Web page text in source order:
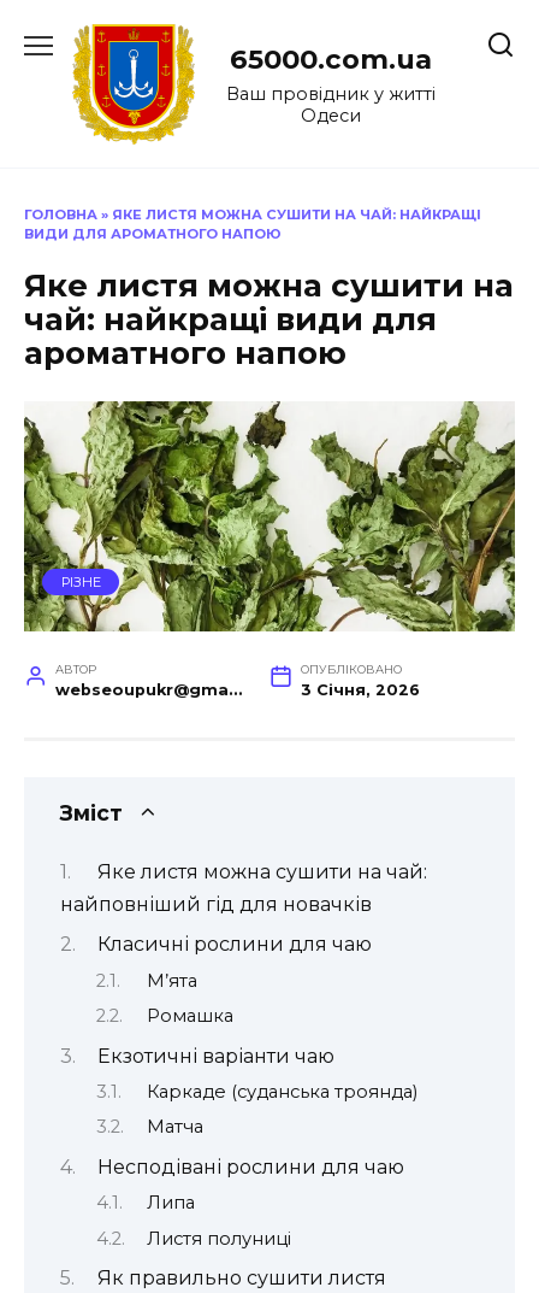
до
65000.com.ua
Ваш провідник у житті
Одеси
ГОЛОВНА » ЯКЕ ЛИСТЯ МОЖНА СУШИТИ НА ЧАЙ: НАЙКРАЩІ
ВИДИ ДЛЯ АРОМАТНОГО НАПОЮ
Яке листя можна сушити на
чай: найкращі види для
ароматного напою
РІЗНЕ
АВТОР
webseoupukr@gmail.com
ОПУБЛІКОВАНО
3 Січня, 2026
Зміст
Яке листя можна сушити на чай:
найповніший гід для новачків
Класичні рослини для чаю
М’ята
Ромашка
Екзотичні варіанти чаю
Каркаде (суданська троянда)
Матча
Несподівані рослини для чаю
Липа
Листя полуниці
Як правильно сушити листя